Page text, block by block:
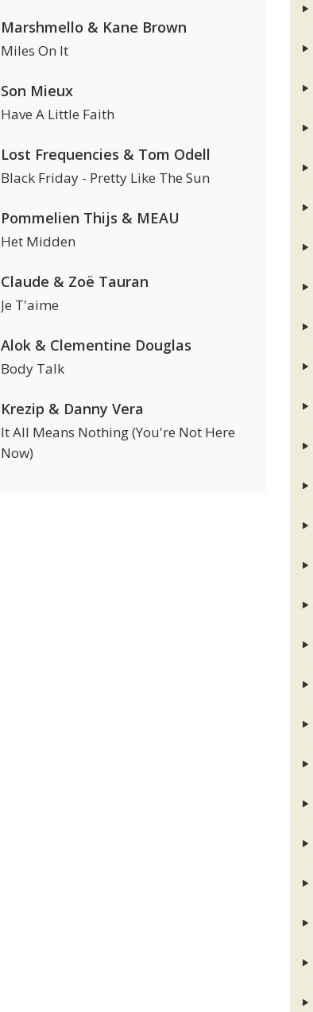
Marshmello & Kane Brown
Miles On It
Son Mieux
Have A Little Faith
Lost Frequencies & Tom Odell
Black Friday - Pretty Like The Sun
Pommelien Thijs & MEAU
Het Midden
Claude & Zoë Tauran
Je T'aime
Alok & Clementine Douglas
Body Talk
Krezip & Danny Vera
It All Means Nothing (You're Not Here
Now)